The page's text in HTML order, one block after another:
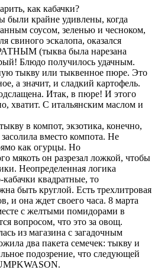
как кабачки?
были крайне удивлены, когда
соусом, зеленью и чесноком,
свиного эскалопа, оказался
(тыква была нарезана
Блюдо получилось удачным.
тыкву или тыквенное пюре. Это
а значит, и сладкий картофель.
Итак, в пюре! И этого
хватит. С итальянским маслом и
в компот, экзотика, конечно,
вместо компота. Не
как огурцы. Но
мякоть он разрезал ложкой, чтобы
Неопределенная логика
кабачки квадратные, то
быть круглой. Есть трехлитровая
и она ждет своего часа. 8 марта
с желтыми помидорами в
вопросом, что это за овощ.
из магазина с загадочным
два пакета семечек: тыкву и
подозрение, что следующей